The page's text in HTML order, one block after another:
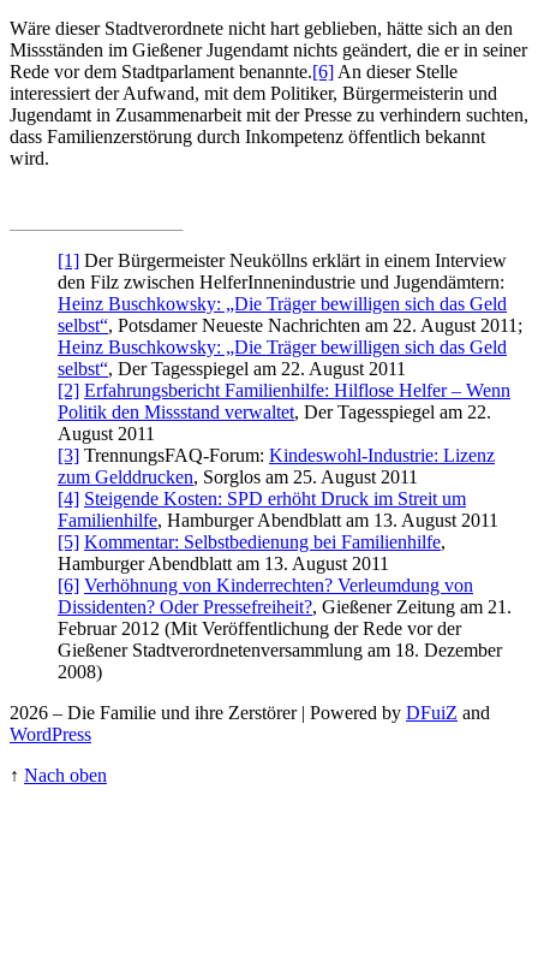
Wäre dieser Stadtverordnete nicht hart geblieben, hätte sich an den
Missständen im Gießener Jugendamt nichts geändert, die er in seiner
Rede vor dem Stadt­parlament benannte.[6] An dieser Stelle
interessiert der Aufwand, mit dem Politiker, Bürgermeisterin und
Jugendamt in Zusammenarbeit mit der Presse zu verhindern suchten,
dass Familien­zerstörung durch Inkompetenz öffentlich bekannt
wird.
[1] Der Bürgermeister Neuköllns erklärt in einem Interview
den Filz zwischen HelferInnen­industrie und Jugendämtern:
Heinz Buschkowsky: „Die Träger bewilligen sich das Geld
selbst“, Potsdamer Neueste Nachrichten am 22. August 2011;
Heinz Buschkowsky: „Die Träger bewilligen sich das Geld
selbst“, Der Tagesspiegel am 22. August 2011
[2] Erfahrungsbericht Familienhilfe: Hilflose Helfer – Wenn
Politik den Missstand verwaltet, Der Tagesspiegel am 22.
August 2011
[3] TrennungsFAQ-Forum: Kindeswohl-Industrie: Lizenz
zum Gelddrucken, Sorglos am 25. August 2011
[4] Steigende Kosten: SPD erhöht Druck im Streit um
Familienhilfe, Hamburger Abendblatt am 13. August 2011
[5] Kommentar: Selbstbedienung bei Familienhilfe,
Hamburger Abendblatt am 13. August 2011
[6] Verhöhnung von Kinderrechten? Verleumdung von
Dissidenten? Oder Pressefreiheit?, Gießener Zeitung am 21.
Februar 2012 (Mit Veröffentlichung der Rede vor der
Gießener Stadt­ver­ordneten­versammlung am 18. Dezember
2008)
2026 – Die Familie und ihre Zerstörer | Powered by DFuiZ and
WordPress
↑ Nach oben